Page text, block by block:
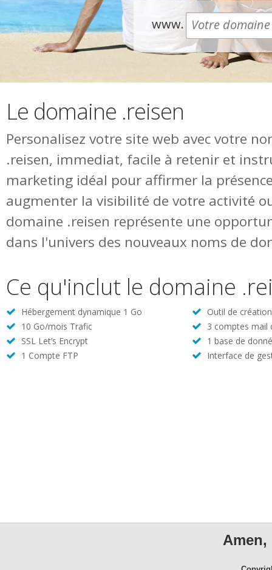
www.
Le domaine .reisen
Personalisez votre site web avec votre
.reisen, immediat, facile à retenir et
marketing idéal pour affirmer la
augmenter la visibilité de votre activité
domaine .reisen représente une
dans l'univers des nouveaux noms de
Ce qu'inclut le domaine
Hébergement dynamique 1 Go
Outil de
10 Go/mois Trafic
3 comptes mail
SSL Let’s Encrypt
1 base de
1 Compte FTP
Interface de